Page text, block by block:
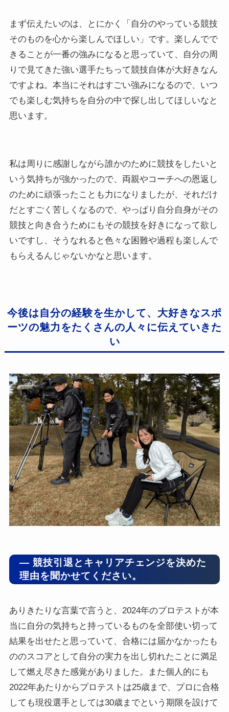
まず伝えたいのは、とにかく「自分のやっている競技
そのものを心から楽しんでほしい」です。楽しんでで
きることが一番の強みになると思っていて、自分の周
りで見てきた強い選手たちって競技自体が大好きなん
ですよね。本当にそれはすごい強みになるので、いつ
でも楽しむ気持ちを自分の中で探し出してほしいなと
思います。
私は周りに感謝しながら誰かのために競技をしたいと
いう気持ちが強かったので、両親やコーチへの恩返し
のために頑張ったことも力になりましたが、それだけ
だとすごく苦しくなるので、やっぱり自分自身がその
競技と向き合うためにもその競技を好きになって欲し
いですし、そうなれると色々な困難や過程も楽しんで
もらえるんじゃないかなと思います。
今後は自分の経験を生かして、大好きなスポ
ーツの魅力をたくさんの人々に伝えていきた
い
― 競技引退とキャリアチェンジを決めた
理由を聞かせてください。
ありきたりな言葉で言うと、2024年のプロテストが本
当に自分の気持ちと持っているものを全部使い切って
結果を出せたと思っていて、合格には届かなかったも
ののスコアとして自分の実力を出し切れたことに満足
して燃え尽きた感覚がありました。また個人的にも
2022年あたりからプロテストは25歳まで、プロに合格
しても現役選手としては30歳までという期限を設けて